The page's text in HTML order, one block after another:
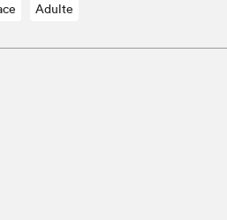
Adulte